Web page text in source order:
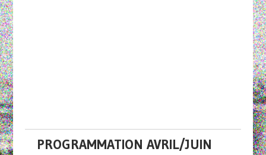
PROGRAMMATION AVRIL/JUIN